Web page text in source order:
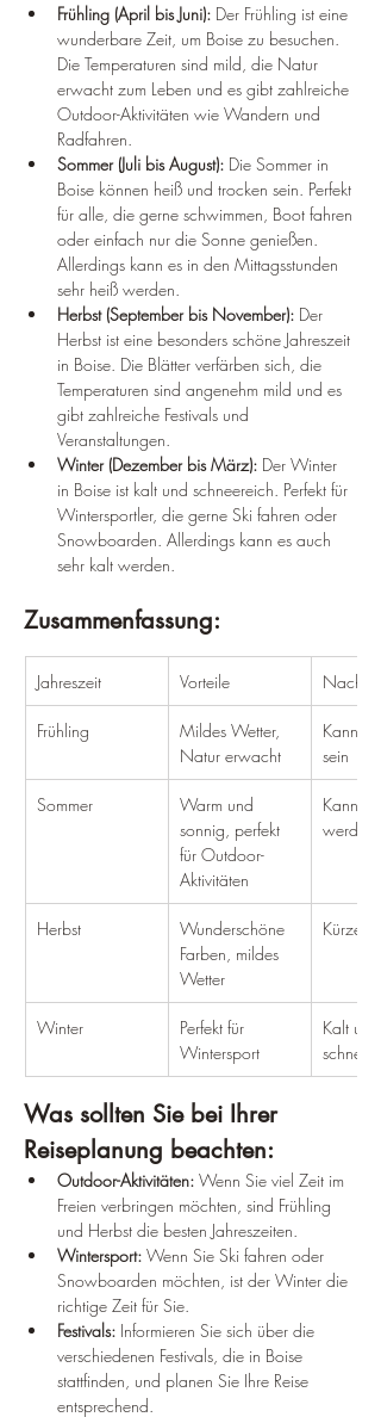
Frühling (April bis Juni): Der Frühling ist eine
wunderbare Zeit, um Boise zu besuchen.
Die Temperaturen sind mild, die Natur
erwacht zum Leben und es gibt zahlreiche
Outdoor-Aktivitäten wie Wandern und
Radfahren.
Sommer (Juli bis August): Die Sommer in
Boise können heiß und trocken sein. Perfekt
für alle, die gerne schwimmen, Boot fahren
oder einfach nur die Sonne genießen.
Allerdings kann es in den Mittagsstunden
sehr heiß werden.
Herbst (September bis November): Der
Herbst ist eine besonders schöne Jahreszeit
in Boise. Die Blätter verfärben sich, die
Temperaturen sind angenehm mild und es
gibt zahlreiche Festivals und
Veranstaltungen.
Winter (Dezember bis März): Der Winter
in Boise ist kalt und schneereich. Perfekt für
Wintersportler, die gerne Ski fahren oder
Snowboarden. Allerdings kann es auch
sehr kalt werden.
Zusammenfassung:
Jahreszeit Vorteile Nachteile
Frühling
Mildes Wetter,
Natur erwacht
Kann
sein
Sommer
Warm und
sonnig, perfekt
für Outdoor-
Aktivitäten
Kann
werden
Herbst
Wunderschöne
Farben, mildes
Wetter
Kürzere
Winter
Perfekt für
Wintersport
Kalt und
Was sollten Sie bei Ihrer
Reiseplanung beachten:
Outdoor-Aktivitäten: Wenn Sie viel Zeit im
Freien verbringen möchten, sind Frühling
und Herbst die besten Jahreszeiten.
Wintersport: Wenn Sie Ski fahren oder
Snowboarden möchten, ist der Winter die
richtige Zeit für Sie.
Festivals: Informieren Sie sich über die
verschiedenen Festivals, die in Boise
stattfinden, und planen Sie Ihre Reise
entsprechend.